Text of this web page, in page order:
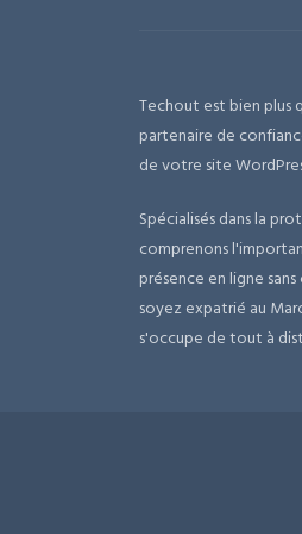
Techout est bien plus
partenaire de
de votre site
Spécialisés dans la
comprenons
présence en ligne
soyez expatrié au
s'occupe de tout à